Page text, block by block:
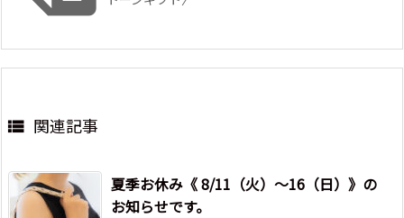
 関連記事
夏季お休み《 8/11（火）～16（日）》の
お知らせです。